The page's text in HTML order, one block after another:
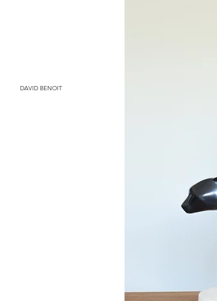
DAVID BENOIT